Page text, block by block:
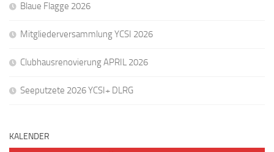
Blaue Flagge 2026
Mitgliederversammlung YCSI 2026
Clubhausrenovierung APRIL 2026
Seeputzete 2026 YCSI+ DLRG
KALENDER